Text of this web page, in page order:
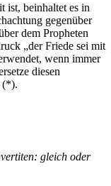
ist, beinhaltet es in
gegenüber
dem Propheten
„der Friede sei mit
wenn immer
diesen
(*).
gleich oder